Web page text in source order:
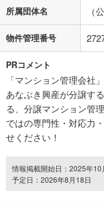
所属団体名 （
物件管理番号
PRコメント
「マンション管理会社
あなぶき興産が分譲す
る、分譲マンション管
ではの専門性・対応力
せください！
情報掲載開始日：2025年
予定日：2026年8月18日